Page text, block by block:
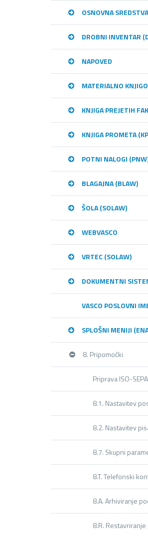
OSNOVNA SREDSTVA
DROBNI INVENTAR
NAPOVED
MATERIALNO
KNJIGA PREJETIH
KNJIGA PROMETA
POTNI NALOGI
BLAGAJNA (BLAW)
ŠOLA (SOLAW)
WEBVASCO
VRTEC (SOLAW)
DOKUMENTNI
VASCO POSLOVNI
SPLOŠNI MENIJI
8. Pripomočki
Priprava ISO-
8.1. Nastavitev
8.2. Nastavitev
8.7. Skupni
8.T. Telefonski
8.A. Arhiviranje
8.R. Restavriranje